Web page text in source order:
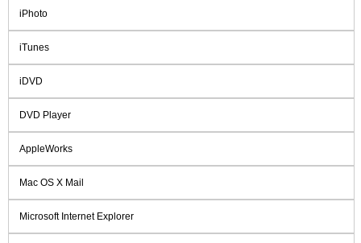
iPhoto
iTunes
iDVD
DVD Player
AppleWorks
Mac OS X Mail
Microsoft Internet Explorer